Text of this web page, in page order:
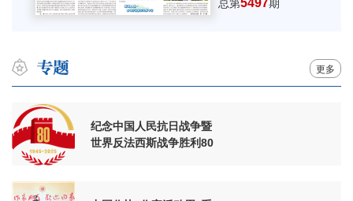
总第5497期
更多
纪念中国人民抗日战争暨
世界反法西斯战争胜利80